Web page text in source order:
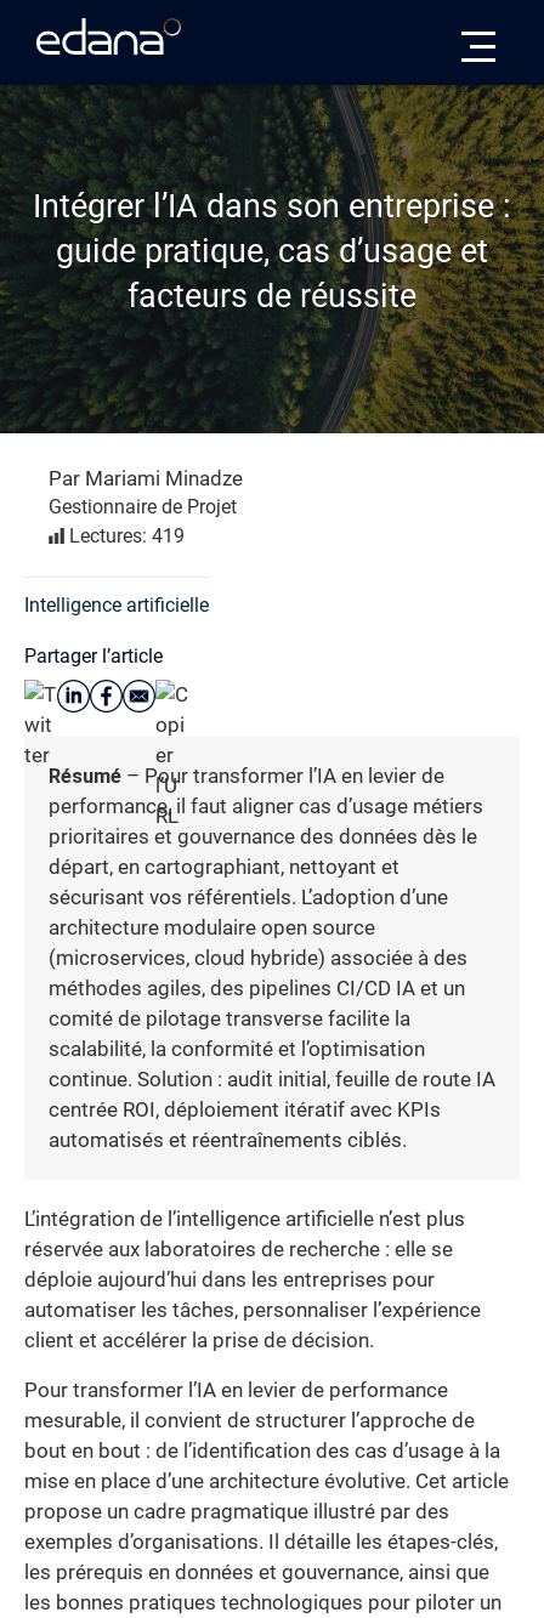
Intégrer l’IA dans son entreprise :
guide pratique, cas d’usage et
facteurs de réussite
Par Mariami Minadze
Gestionnaire de Projet
Lectures: 419
Intelligence artificielle
Partager l’article
Résumé – Pour transformer l’IA en levier de
performance, il faut aligner cas d’usage métiers
prioritaires et gouvernance des données dès le
départ, en cartographiant, nettoyant et
sécurisant vos référentiels. L’adoption d’une
architecture modulaire open source
(microservices, cloud hybride) associée à des
méthodes agiles, des pipelines CI/CD IA et un
comité de pilotage transverse facilite la
scalabilité, la conformité et l’optimisation
continue. Solution : audit initial, feuille de route IA
centrée ROI, déploiement itératif avec KPIs
automatisés et réentraînements ciblés.
L’intégration de l’intelligence artificielle n’est plus
réservée aux laboratoires de recherche : elle se
déploie aujourd’hui dans les entreprises pour
automatiser les tâches, personnaliser l’expérience
client et accélérer la prise de décision.
Pour transformer l’IA en levier de performance
mesurable, il convient de structurer l’approche de
bout en bout : de l’identification des cas d’usage à la
mise en place d’une architecture évolutive. Cet article
propose un cadre pragmatique illustré par des
exemples d’organisations. Il détaille les étapes-clés,
les prérequis en données et gouvernance, ainsi que
les bonnes pratiques technologiques pour piloter un